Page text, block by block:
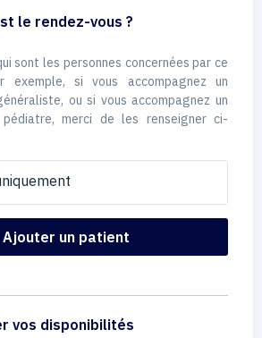
le rendez-vous ?
sont les personnes concernées par ce
exemple, si vous accompagnez un
ou si vous accompagnez un
merci de les renseigner ci-
Ajouter un patient
vos disponibilités